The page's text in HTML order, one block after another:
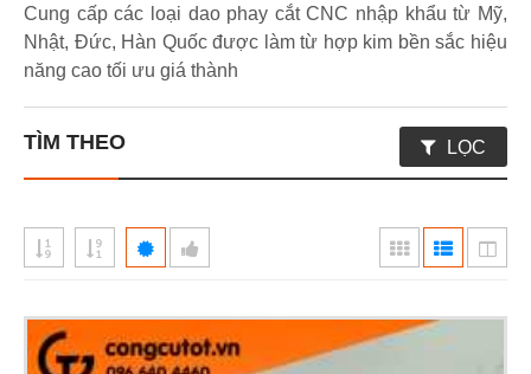
Cung cấp các loại dao phay cắt CNC nhập khẩu từ Mỹ,
Nhật, Đức, Hàn Quốc được làm từ hợp kim bền sắc hiệu
năng cao tối ưu giá thành
TÌM THEO LỌC